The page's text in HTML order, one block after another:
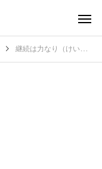
継続は力なり（けいぞくはちからなり）